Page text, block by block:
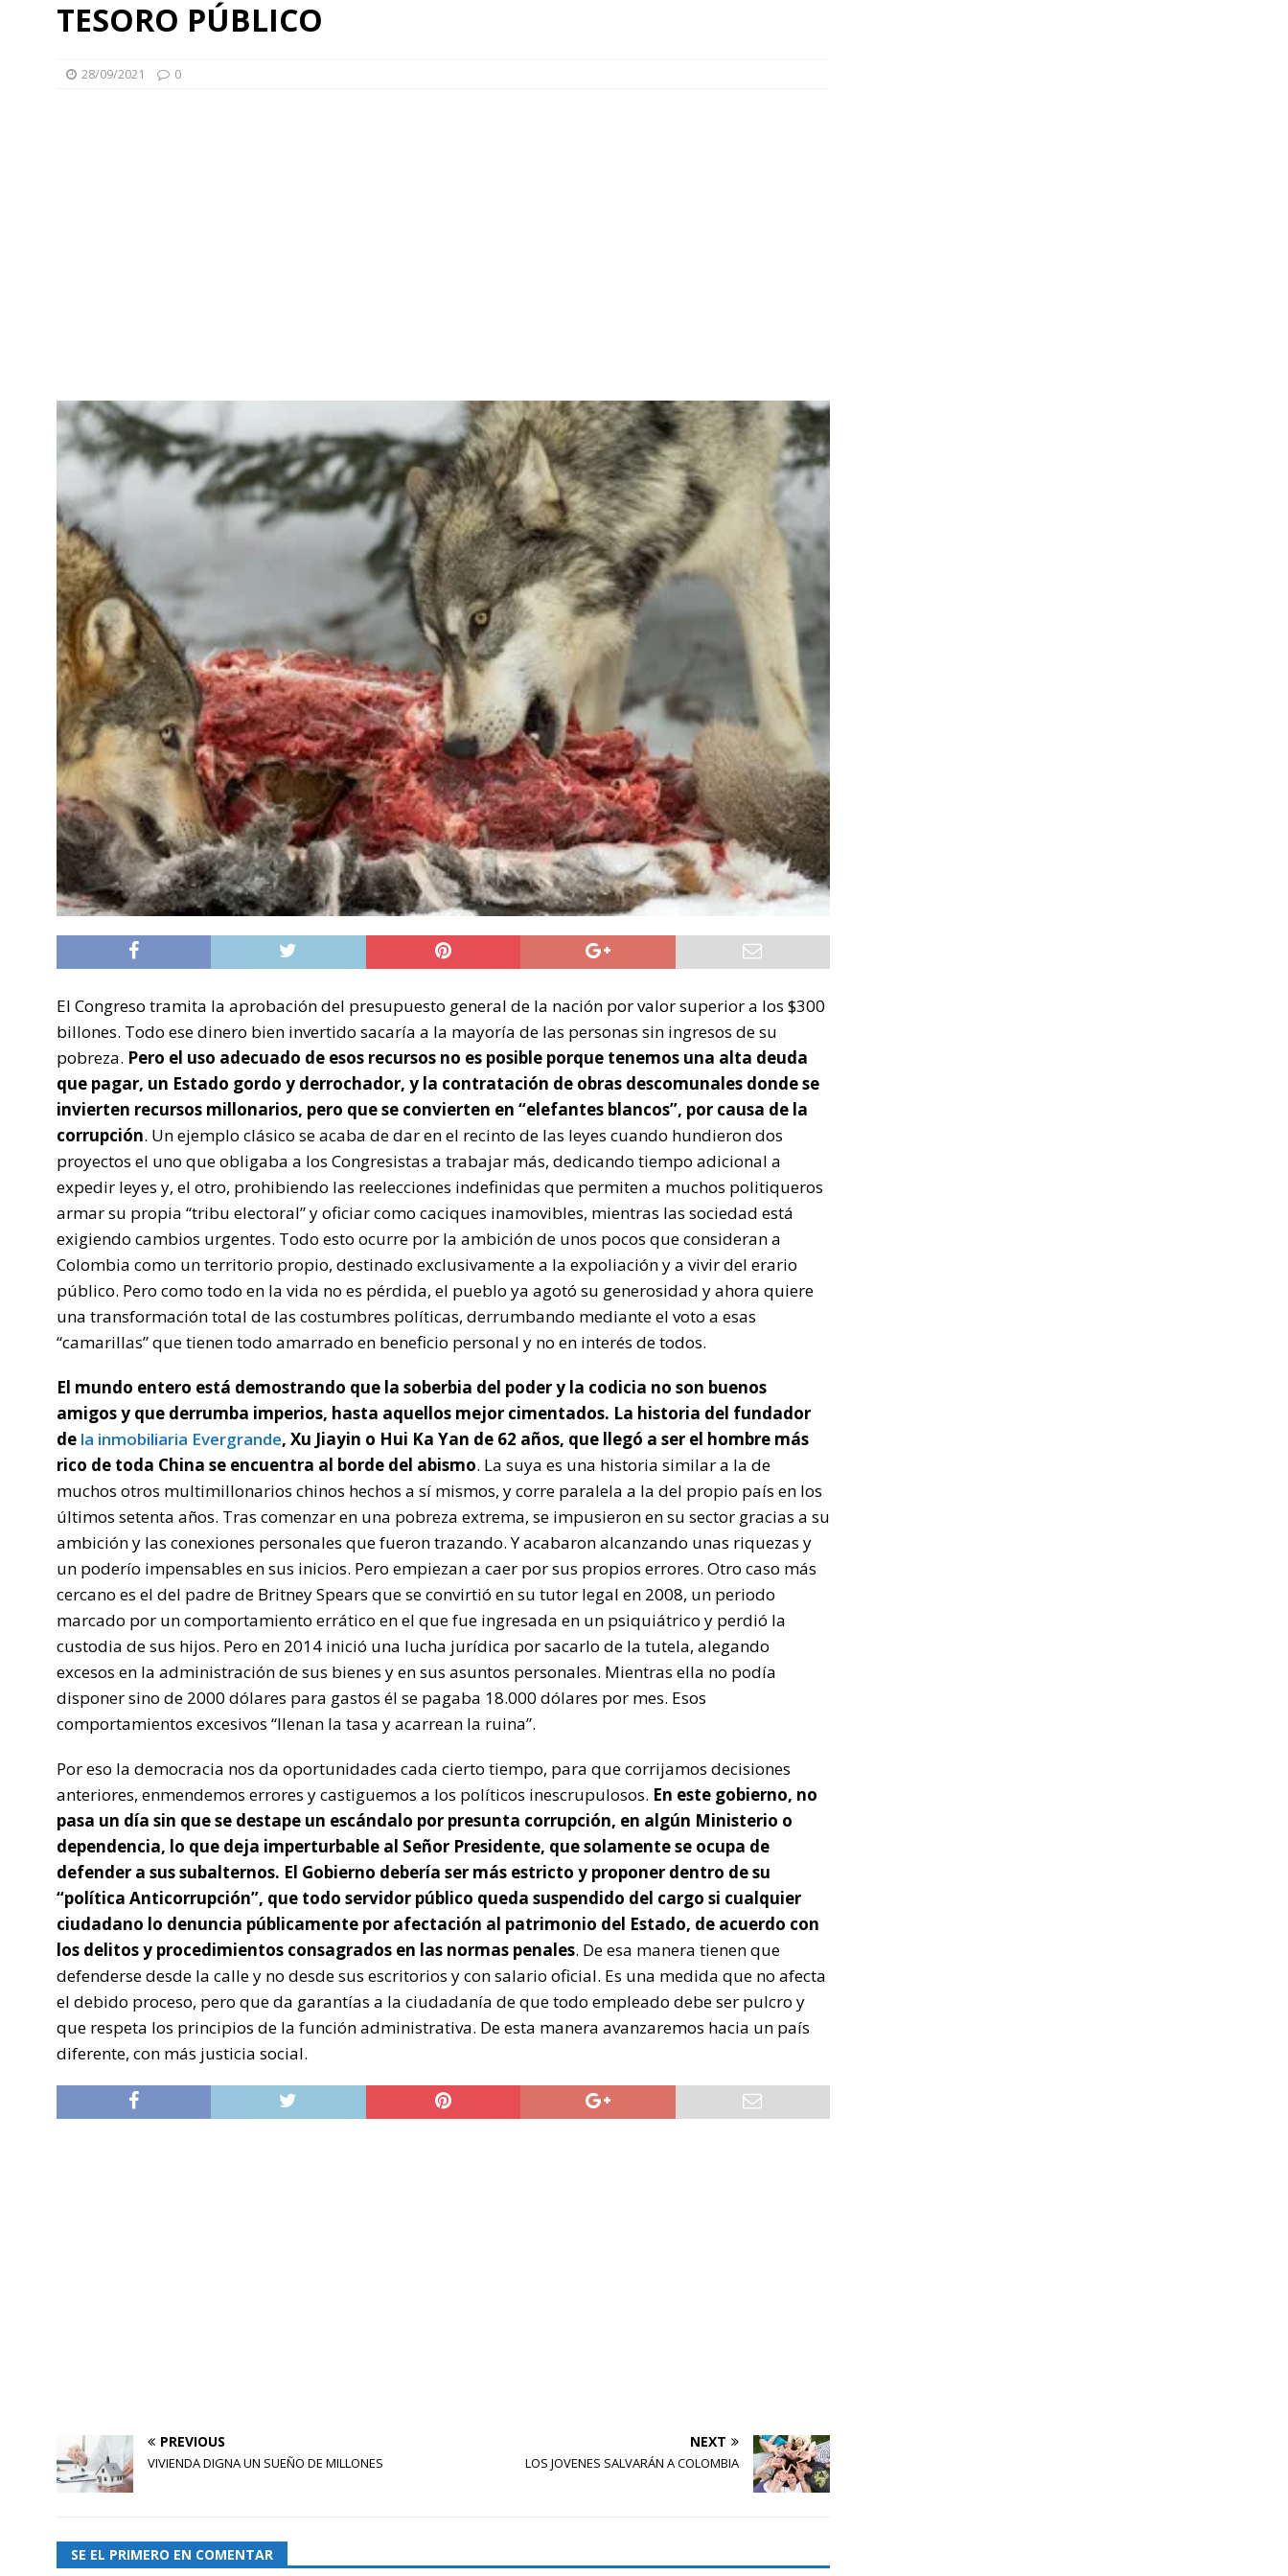
TESORO PÚBLICO
28/09/2021 0
El Congreso tramita la aprobación del presupuesto general de la nación por valor superior a los $300
billones. Todo ese dinero bien invertido sacaría a la mayoría de las personas sin ingresos de su
pobreza. Pero el uso adecuado de esos recursos no es posible porque tenemos una alta deuda
que pagar, un Estado gordo y derrochador, y la contratación de obras descomunales donde se
invierten recursos millonarios, pero que se convierten en “elefantes blancos”, por causa de la
corrupción. Un ejemplo clásico se acaba de dar en el recinto de las leyes cuando hundieron dos
proyectos el uno que obligaba a los Congresistas a trabajar más, dedicando tiempo adicional a
expedir leyes y, el otro, prohibiendo las reelecciones indefinidas que permiten a muchos politiqueros
armar su propia “tribu electoral” y oficiar como caciques inamovibles, mientras las sociedad está
exigiendo cambios urgentes. Todo esto ocurre por la ambición de unos pocos que consideran a
Colombia como un territorio propio, destinado exclusivamente a la expoliación y a vivir del erario
público. Pero como todo en la vida no es pérdida, el pueblo ya agotó su generosidad y ahora quiere
una transformación total de las costumbres políticas, derrumbando mediante el voto a esas
“camarillas” que tienen todo amarrado en beneficio personal y no en interés de todos.
El mundo entero está demostrando que la soberbia del poder y la codicia no son buenos
amigos y que derrumba imperios, hasta aquellos mejor cimentados. La historia del fundador
dela inmobiliaria Evergrande, Xu Jiayin o Hui Ka Yan de 62 años, que llegó a ser el hombre más
rico de toda China se encuentra al borde del abismo. La suya es una historia similar a la de
muchos otros multimillonarios chinos hechos a sí mismos, y corre paralela a la del propio país en los
últimos setenta años. Tras comenzar en una pobreza extrema, se impusieron en su sector gracias a su
ambición y las conexiones personales que fueron trazando. Y acabaron alcanzando unas riquezas y
un poderío impensables en sus inicios. Pero empiezan a caer por sus propios errores. Otro caso más
cercano es el del padre de Britney Spears que se convirtió en su tutor legal en 2008, un periodo
marcado por un comportamiento errático en el que fue ingresada en un psiquiátrico y perdió la
custodia de sus hijos. Pero en 2014 inició una lucha jurídica por sacarlo de la tutela, alegando
excesos en la administración de sus bienes y en sus asuntos personales. Mientras ella no podía
disponer sino de 2000 dólares para gastos él se pagaba 18.000 dólares por mes. Esos
comportamientos excesivos “llenan la tasa y acarrean la ruina”.
Por eso la democracia nos da oportunidades cada cierto tiempo, para que corrijamos decisiones
anteriores, enmendemos errores y castiguemos a los políticos inescrupulosos. En este gobierno, no
pasa un día sin que se destape un escándalo por presunta corrupción, en algún Ministerio o
dependencia, lo que deja imperturbable al Señor Presidente, que solamente se ocupa de
defender a sus subalternos. El Gobierno debería ser más estricto y proponer dentro de su
“política Anticorrupción”, que todo servidor público queda suspendido del cargo si cualquier
ciudadano lo denuncia públicamente por afectación al patrimonio del Estado, de acuerdo con
los delitos y procedimientos consagrados en las normas penales. De esa manera tienen que
defenderse desde la calle y no desde sus escritorios y con salario oficial. Es una medida que no afecta
el debido proceso, pero que da garantías a la ciudadanía de que todo empleado debe ser pulcro y
que respeta los principios de la función administrativa. De esta manera avanzaremos hacia un país
diferente, con más justicia social.
PREVIOUS
VIVIENDA DIGNA UN SUEÑO DE MILLONES
NEXT
LOS JOVENES SALVARÁN A COLOMBIA
SE EL PRIMERO EN COMENTAR